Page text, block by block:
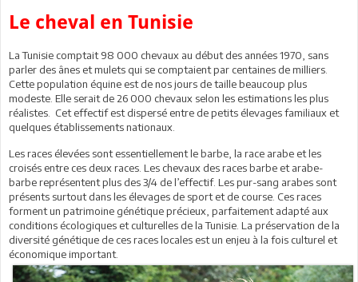
Le cheval en Tunisie
La Tunisie comptait 98 000 chevaux au début des années 1970, sans
parler des ânes et mulets qui se comptaient par centaines de milliers.
Cette population équine est de nos jours de taille beaucoup plus
modeste. Elle serait de 26 000 chevaux selon les estimations les plus
réalistes. Cet effectif est dispersé entre de petits élevages familiaux et
quelques établissements nationaux.
Les races élevées sont essentiellement le barbe, la race arabe et les
croisés entre ces deux races. Les chevaux des races barbe et arabe-
barbe représentent plus des 3/4 de l’effectif. Les pur-sang arabes sont
présents surtout dans les élevages de sport et de course. Ces races
forment un patrimoine génétique précieux, parfaitement adapté aux
conditions écologiques et culturelles de la Tunisie. La préservation de la
diversité génétique de ces races locales est un enjeu à la fois culturel et
économique important.